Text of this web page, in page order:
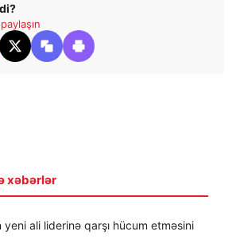
xəbərlər
yeni ali liderinə qarşı hücum etməsini